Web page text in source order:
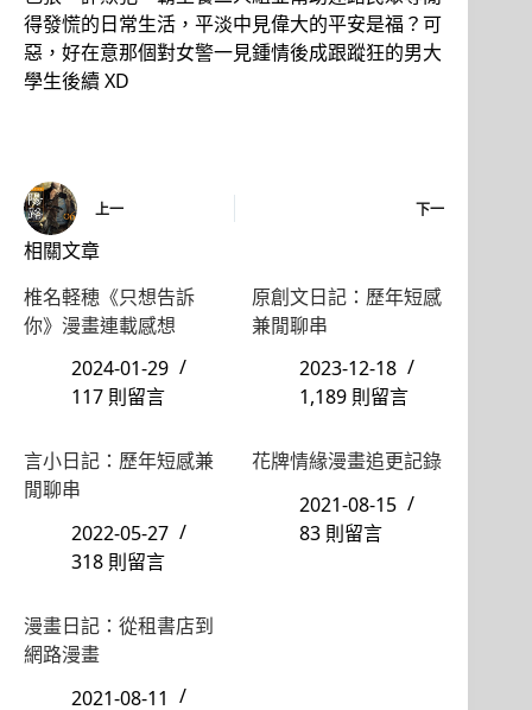
得發慌的日常生活，平淡中見偉大的平安是福？可
惡，好在意那個對女警一見鍾情後成跟蹤狂的男大
學生後續 XD
上一 下一
相關文章
椎名軽穂《只想告訴
你》漫畫連載感想
2024-01-29
117 則留言
原創文日記：歷年短感
兼閒聊串
2023-12-18
1,189 則留言
言小日記：歷年短感兼
閒聊串
2022-05-27
318 則留言
花牌情緣漫畫追更記錄
2021-08-15
83 則留言
漫畫日記：從租書店到
網路漫畫
2021-08-11